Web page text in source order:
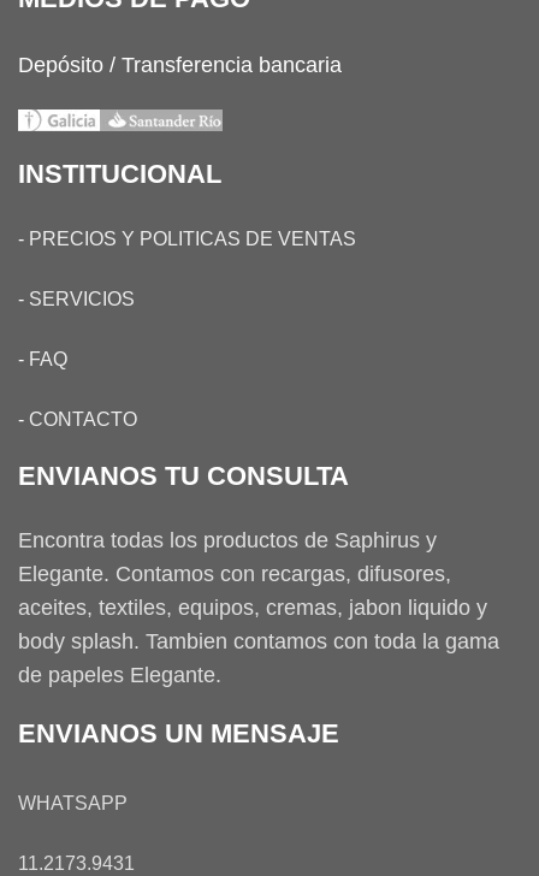
Depósito / Transferencia bancaria
INSTITUCIONAL
- PRECIOS Y POLITICAS DE VENTAS
- SERVICIOS
- FAQ
- CONTACTO
ENVIANOS TU CONSULTA
Encontra todas los productos de Saphirus y
Elegante. Contamos con recargas, difusores,
aceites, textiles, equipos, cremas, jabon liquido y
body splash. Tambien contamos con toda la gama
de papeles Elegante.
ENVIANOS UN MENSAJE
WHATSAPP
11.2173.9431